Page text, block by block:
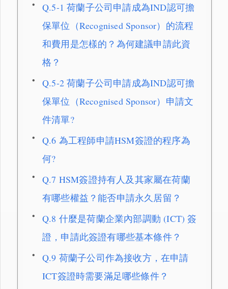
Q.5-1 荷蘭子公司申請成為IND認可擔
保單位（Recognised Sponsor）的流程
和費用是怎樣的？為何建議申請此資
格？
Q.5-2 荷蘭子公司申請成為IND認可擔
保單位（Recognised Sponsor）申請文
件清單?
Q.6 為工程師申請HSM簽證的程序為
何?
Q.7 HSM簽證持有人及其家屬在荷蘭
有哪些權益？能否申請永久居留？
Q.8 什麼是荷蘭企業內部調動 (ICT) 簽
證，申請此簽證有哪些基本條件？
Q.9 荷蘭子公司作為接收方，在申請
ICT簽證時需要滿足哪些條件？